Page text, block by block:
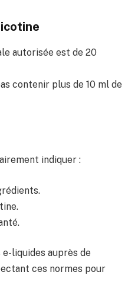
autorisée est de 20
contenir plus de 10 ml de
indiquer :
e-liquides auprès de
ces normes pour